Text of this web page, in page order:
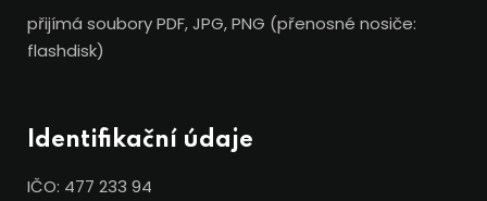
přijímá soubory PDF, JPG, PNG (přenosné nosiče:
flashdisk)
Identifikační údaje
IČO: 477 233 94